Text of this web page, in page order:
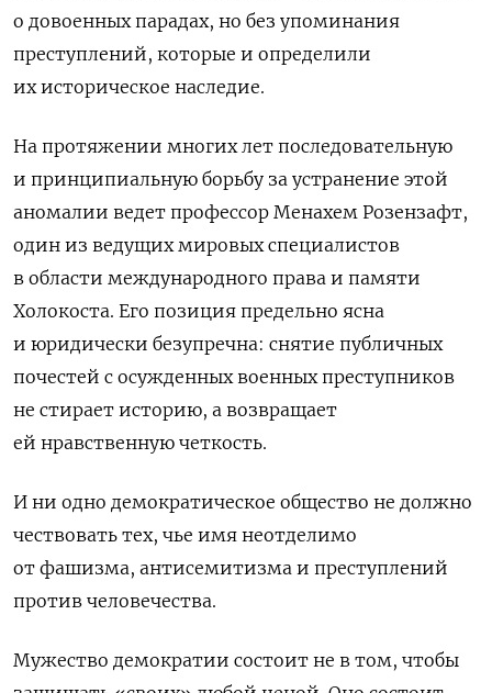
о довоенных парадах, но без упоминания
преступлений, которые и определили
их историческое наследие.
На протяжении многих лет последовательную
и принципиальную борьбу за устранение этой
аномалии ведет профессор Менахем Розензафт,
один из ведущих мировых специалистов
в области международного права и памяти
Холокоста. Его позиция предельно ясна
и юридически безупречна: снятие публичных
почестей с осужденных военных преступников
не стирает историю, а возвращает
ей нравственную четкость.
И ни одно демократическое общество не должно
чествовать тех, чье имя неотделимо
от фашизма, антисемитизма и преступлений
против человечества.
Мужество демократии состоит не в том, чтобы